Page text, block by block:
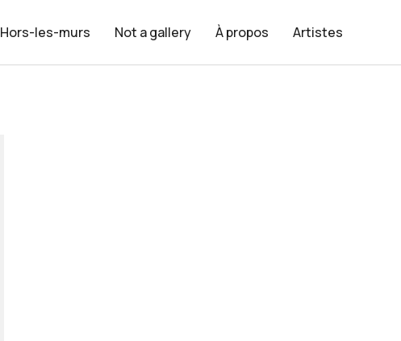
Hors-les-murs Not a gallery À propos Artistes